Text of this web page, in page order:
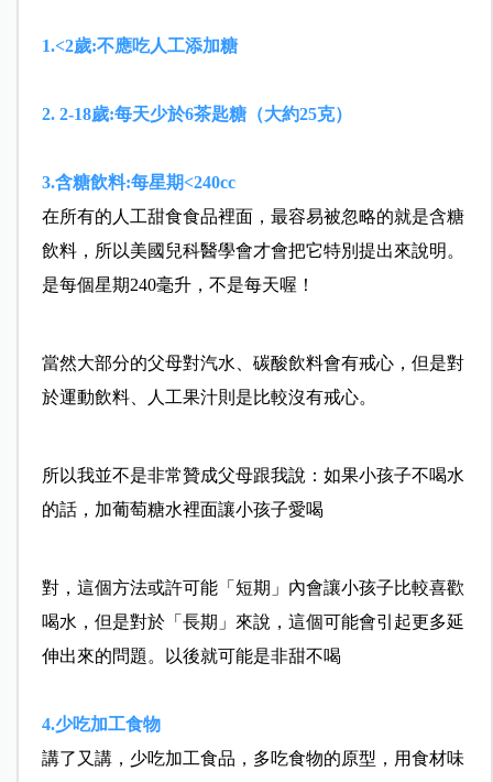
1.<2歲:不應吃人工添加糖
2. 2-18歲:每天少於6茶匙糖（大約25克）
3.含糖飲料:每星期<240cc
在所有的人工甜食食品裡面，最容易被忽略的就是含糖
飲料，所以美國兒科醫學會才會把它特別提出來說明。
是每個星期240毫升，不是每天喔！
當然大部分的父母對汽水、碳酸飲料會有戒心，但是對
於運動飲料、人工果汁則是比較沒有戒心。
所以我並不是非常贊成父母跟我說：如果小孩子不喝水
的話，加葡萄糖水裡面讓小孩子愛喝
對，這個方法或許可能「短期」內會讓小孩子比較喜歡
喝水 ，但是對於「長期」來說，這個可能會引起更多延
伸出來的問題。以後就可能是非甜不喝
4.少吃加工食物
講了又講，少吃加工食品，多吃食物的原型，用食材味